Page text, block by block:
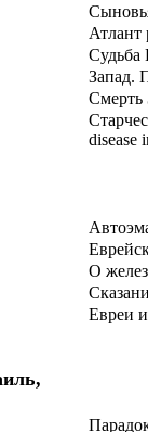
Атлант
Судьба
Запад.
Смерть
disease
O
Евреи